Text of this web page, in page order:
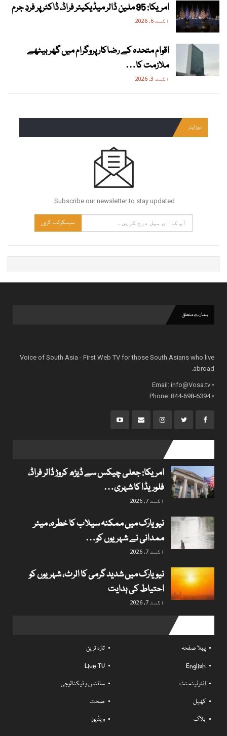
امریکا: 95 ملین ڈالر میڈیکیئر فراڈ، ڈاکٹر پر فردِ جرم
اگست 6, 2026
اقوام متحدہ کے رضاکار پروگرام میں گھر بیٹھے
ملازمت کا…
اگست 3, 2026
نیوز لیٹر
Subscribe our newsletter to stay updated.
سبسکرائب کریں
ہمارے متعلق
Voice of South Asia - First Web TV for those South Asians who live
abroad.
• Email:
info@Vosa.tv
• Phone: 844-698-6394
امریکا: جعلی چیکس سے ڈیڑھ کروڑ ڈالر فراڈ،
فلوریڈا کا شہری…
اگست 7, 2026
نیویارک میں ممکنہ سیلاب کا خطرہ، میئر
ممدانی نے شہریوں کو…
اگست 7, 2026
نیویارک میں شدید گرمی کا الرٹ، شہریوں کو
احتیاط کی ہدایت
اگست 7, 2026
پہلا صفحہ
تازہ ترین
English
Live TV
انٹرٹینمنٹ
سائنس و ٹیکنالوجی
کھیل
صحت
بلاگ
ویڈیوز